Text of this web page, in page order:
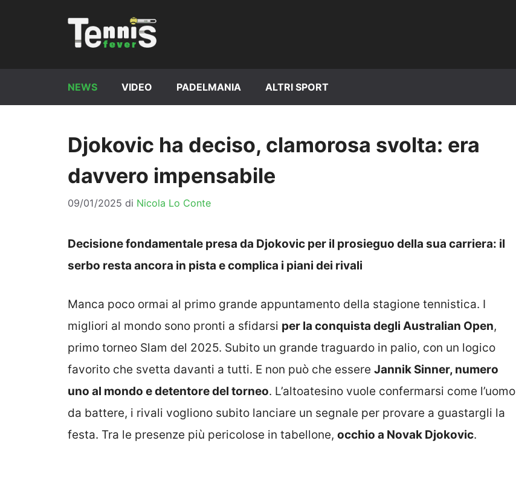
NEWS VIDEO PADELMANIA ALTRI SPORT
Djokovic ha deciso, clamorosa svolta: era
davvero impensabile
09/01/2025 di Nicola Lo Conte
Decisione fondamentale presa da Djokovic per il prosieguo della sua carriera: il
serbo resta ancora in pista e complica i piani dei rivali
Manca poco ormai al primo grande appuntamento della stagione tennistica. I
migliori al mondo sono pronti a sfidarsi per la conquista degli Australian Open,
primo torneo Slam del 2025. Subito un grande traguardo in palio, con un logico
favorito che svetta davanti a tutti. E non può che essere Jannik Sinner, numero
uno al mondo e detentore del torneo. L’altoatesino vuole confermarsi come l’uomo
da battere, i rivali vogliono subito lanciare un segnale per provare a guastargli la
festa. Tra le presenze più pericolose in tabellone, occhio a Novak Djokovic.